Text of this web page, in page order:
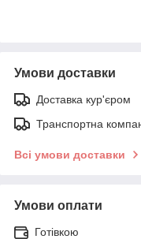
Умови доставки
Доставка кур'єром
Транспортна
Всі умови доставки
Умови оплати
Готівкою